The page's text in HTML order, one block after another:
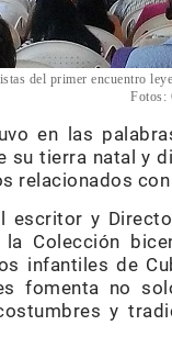
del primer encuentro
Fotos:
en las
tierra natal y
relacionados
escritor y
la Colección
infantiles de
fomenta no
y